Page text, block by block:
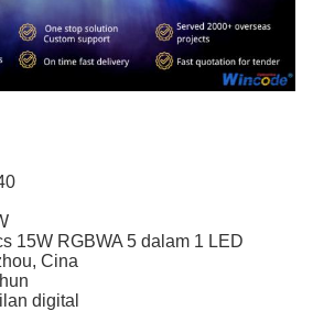
15W RGBWA 5 dalam 1 LED
Cina
digital